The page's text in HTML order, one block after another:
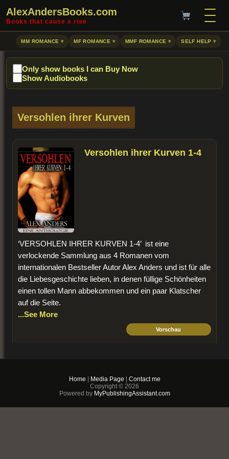
AlexAndersBooks.com
Books that cause a rise
MM ROMANCE MF ROMANCE MMF ROMANCE SELF HELP
Only show books I can Buy Now
Show Audiobooks
Versohlen ihrer Kurven
Versohlen ihrer Kurven 1-4
‘VERSOHLEN IHRER KURVEN 1-4’ ist eine
verlockende Sammlung aus 4 Romanen vom
internationalen Bestseller Autor Alex Anders und ist für alle
die Liebesgeschichte lieben, in denen füllige Schönheiten
einen tollen Mann abbekommen und ein paar Klatscher
auf die Seite.
...See More
Vorschau
iPhone/Android/Kindle)
Buy Now
Home Media Page
Contact me
Copyright © 2026
Powered byMyPublishingAssistant.com